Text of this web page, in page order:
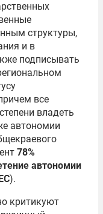
структуры,
и в
подписывать
все
владеть
автономии
78%
автономии
).
критикуют